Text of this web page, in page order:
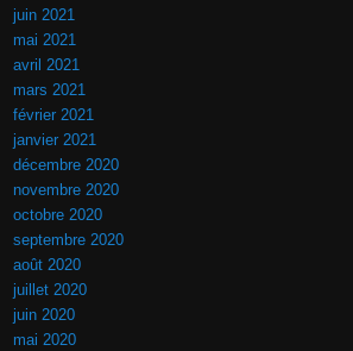
juin 2021
mai 2021
avril 2021
mars 2021
février 2021
janvier 2021
décembre 2020
novembre 2020
octobre 2020
septembre 2020
août 2020
juillet 2020
juin 2020
mai 2020